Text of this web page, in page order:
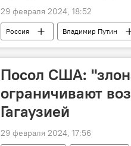
29 февраля 2024, 18:52
Россия Владимир Путин
Посол США:
ограничивают
Гагаузией
29 февраля 2024, 17:56